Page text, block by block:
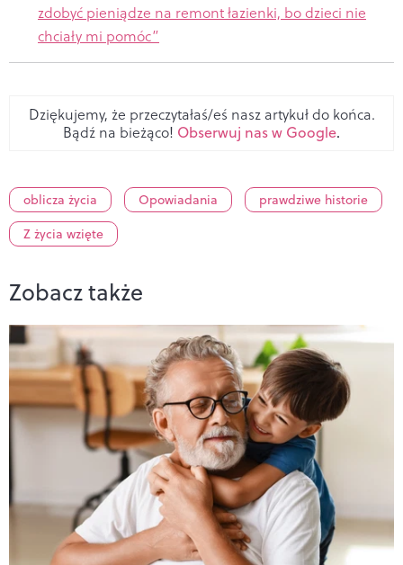
zdobyć pieniądze na remont łazienki, bo dzieci nie
chciały mi pomóc”
Dziękujemy, że przeczytałaś/eś nasz artykuł do końca.
Bądź na bieżąco! Obserwuj nas w Google.
oblicza życia Opowiadania
prawdziwe historie
Z życia wzięte
Zobacz także